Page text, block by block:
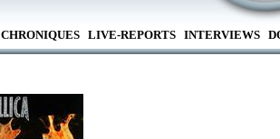
CHRONIQUES LIVE-REPORTS INTERVIEWS